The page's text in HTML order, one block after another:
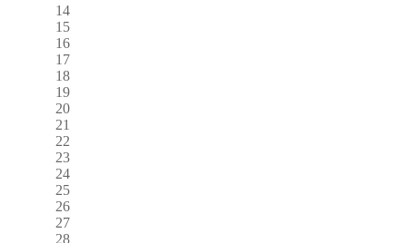
14
15
16
17
18
19
20
21
22
23
24
25
26
27
28